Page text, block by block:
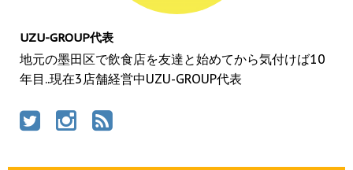
UZU-GROUP代表
地元の墨田区で飲食店を友達と始めてから気付けば10
年目..現在3店舗経営中UZU-GROUP代表